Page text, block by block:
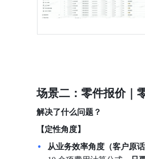
场景二：零件报价｜
解决了什么问题？
【定性角度】
从业务效率角度（客户原话